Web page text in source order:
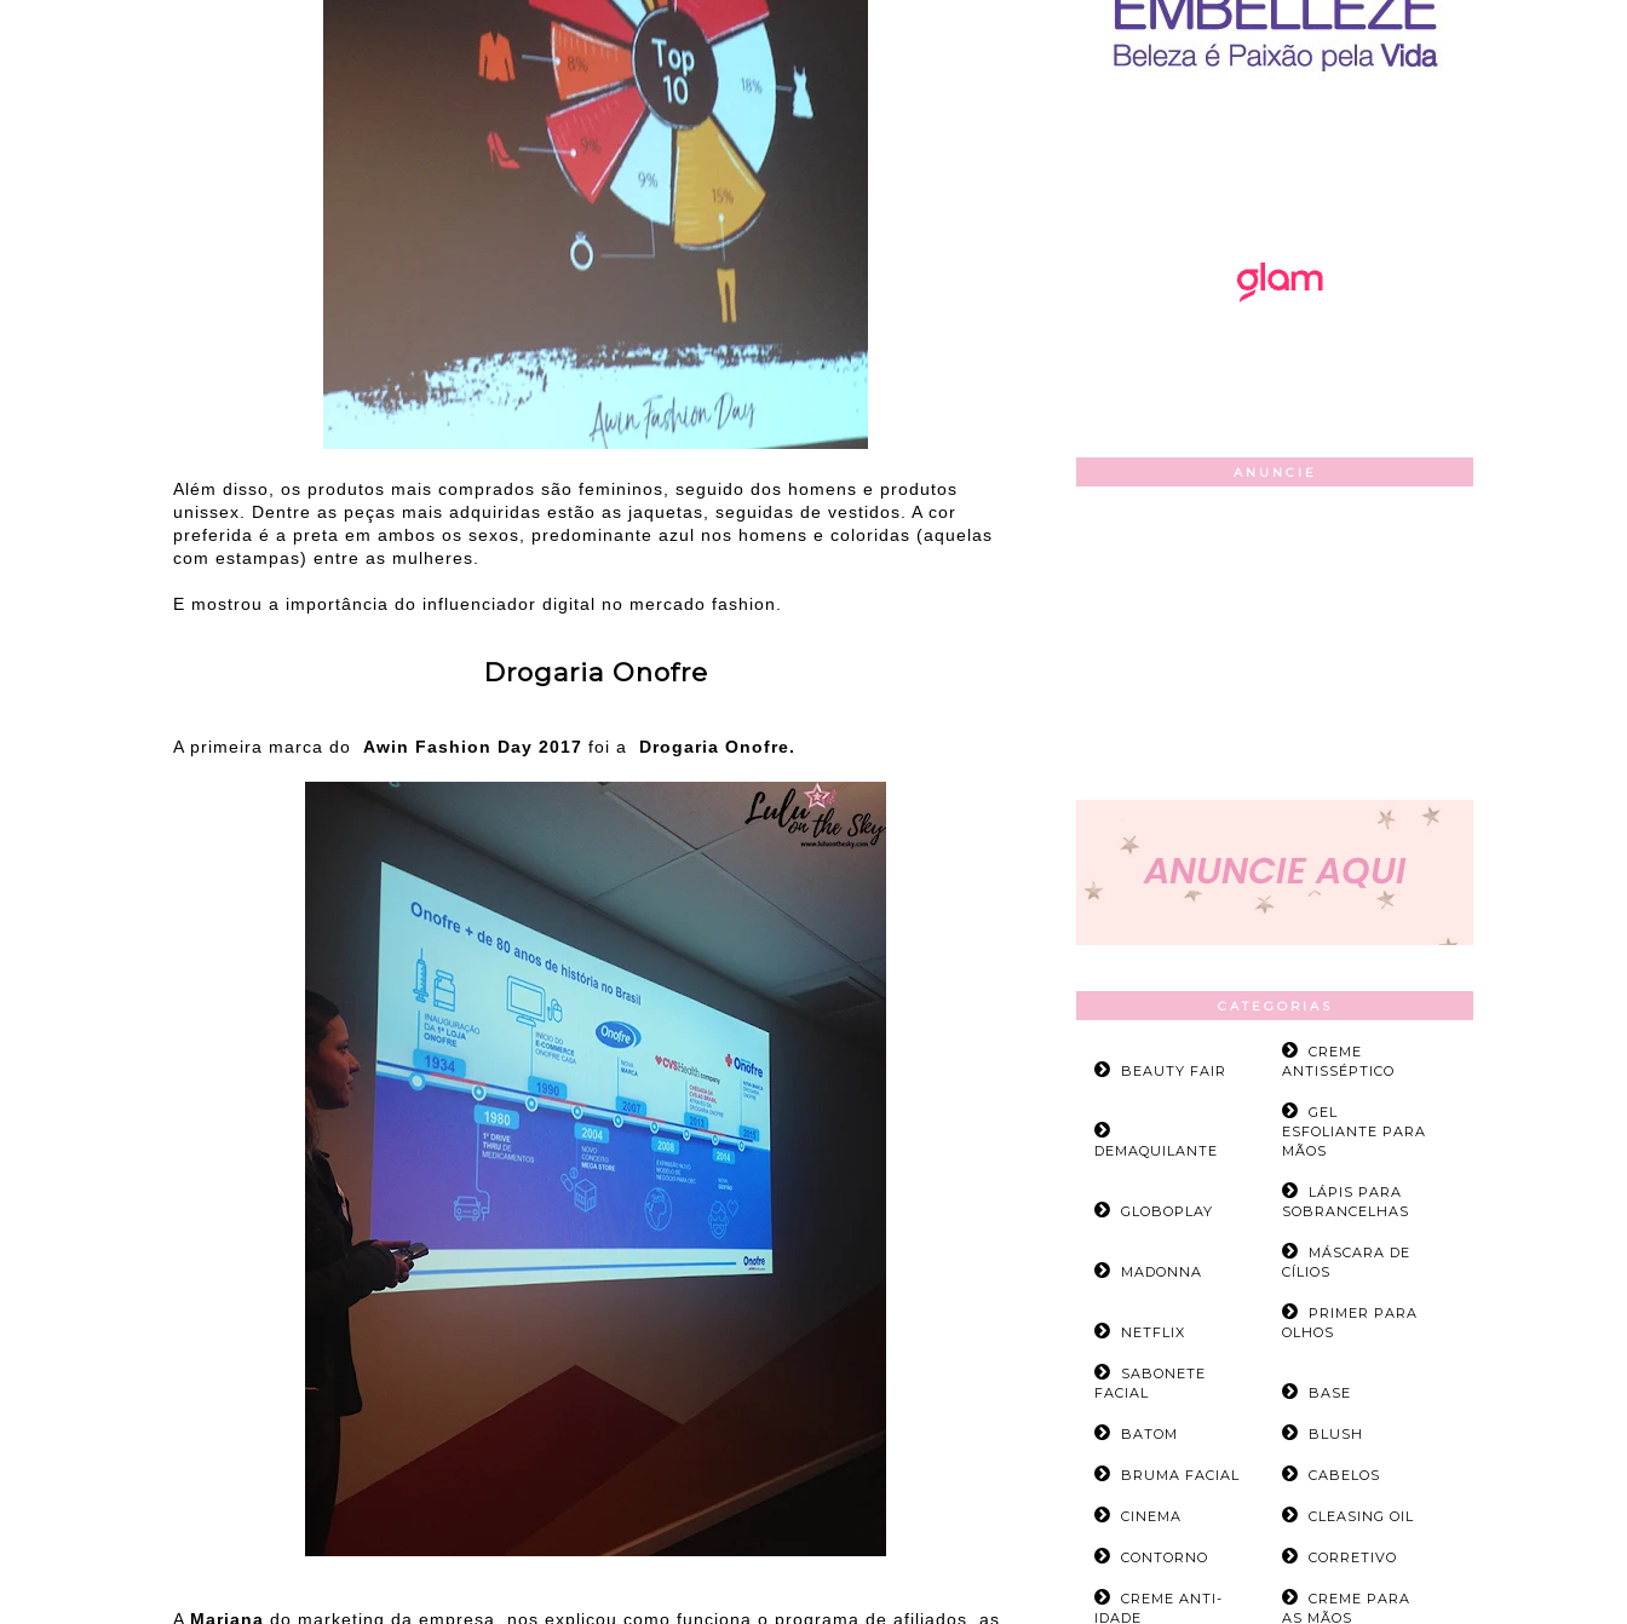
Além disso, os produtos mais comprados são femininos, seguido dos homens e produtos
unissex. Dentre as peças mais adquiridas estão as jaquetas, seguidas de vestidos. A cor
preferida é a preta em ambos os sexos, predominante azul nos homens e coloridas (aquelas
com estampas) entre as mulheres.
E mostrou a importância do influenciador digital no mercado fashion.
Drogaria Onofre
A primeira marca do Awin Fashion Day 2017 foi a Drogaria Onofre.
A Mariana do marketing da empresa, nos explicou como funciona o programa de afiliados, as
ANUNCIE
CATEGORIAS
BEAUTY FAIR
CREME
ANTISSÉPTICO
DEMAQUILANTE
GEL
ESFOLIANTE PARA
MÃOS
GLOBOPLAY
LÁPIS PARA
SOBRANCELHAS
MADONNA
MÁSCARA DE
CÍLIOS
NETFLIX
PRIMER PARA
OLHOS
SABONETE
FACIAL
BASE
BATOM BLUSH
BRUMA FACIAL CABELOS
CINEMA CLEASING OIL
CONTORNO CORRETIVO
CREME ANTI-
IDADE
CREME PARA
AS MÃOS